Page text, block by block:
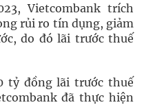
Vietcombank trích
rủi ro tín dụng, giảm
do đó lãi trước thuế
tỷ đồng lãi trước thuế
đã thực hiện